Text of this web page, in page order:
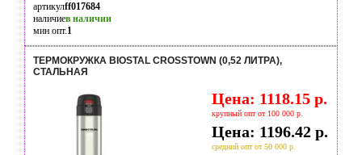
артикулff017684
наличиев наличии
мин опт.1
ТЕРМОКРУЖКА BIOSTAL CROSSTOWN (0,52 ЛИТРА),
СТАЛЬНАЯ
Цена: 1118.15 р.
крупный опт от 100 000 р.
Цена: 1196.42 р.
средний опт от 50 000 р.